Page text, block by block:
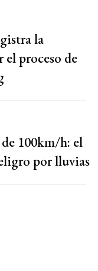
la
proceso de
100km/h: el
por lluvias